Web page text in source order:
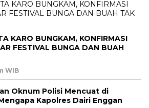
KARO BUNGKAM, KONFIRMASI
FESTIVAL BUNGA DAN BUAH
WIB
Oknum Polisi Mencuat di
Kapolres Dairi Enggan